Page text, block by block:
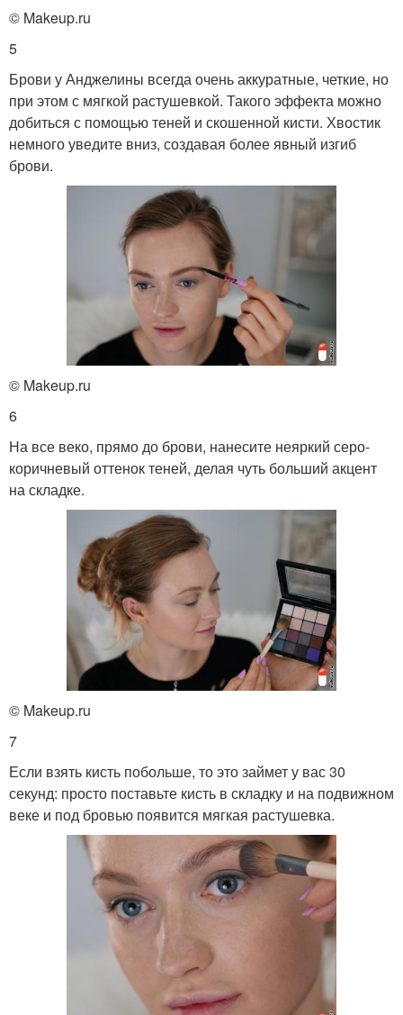
© Makeup.ru
5
Брови у Анджелины всегда очень аккуратные, четкие, но
при этом с мягкой растушевкой. Такого эффекта можно
добиться с помощью теней и скошенной кисти. Хвостик
немного уведите вниз, создавая более явный изгиб
брови.
© Makeup.ru
6
На все веко, прямо до брови, нанесите неяркий серо-
коричневый оттенок теней, делая чуть больший акцент
на складке.
© Makeup.ru
7
Если взять кисть побольше, то это займет у вас 30
секунд: просто поставьте кисть в складку и на подвижном
веке и под бровью появится мягкая растушевка.